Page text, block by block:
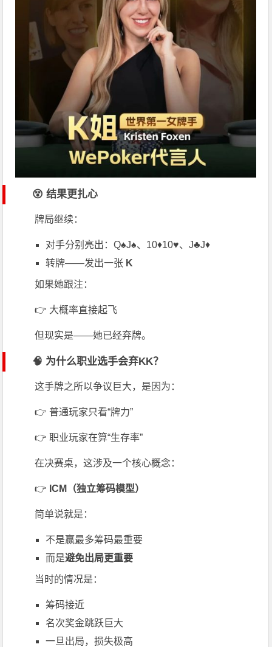
😵 结果更扎心
牌局继续：
对手分别亮出：Q♠J♠、10♦10♥、J♣J♦
转牌——发出一张 K
如果她跟注：
👉 大概率直接起飞
但现实是——她已经弃牌。
🧠 为什么职业选手会弃KK？
这手牌之所以争议巨大，是因为：
👉 普通玩家只看“牌力”
👉 职业玩家在算“生存率”
在决赛桌，这涉及一个核心概念：
👉 ICM（独立筹码模型）
简单说就是：
不是赢最多筹码最重要
而是避免出局更重要
当时的情况是：
筹码接近
名次奖金跳跃巨大
一旦出局，损失极高